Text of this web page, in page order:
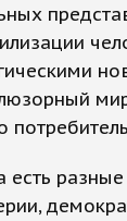
есть